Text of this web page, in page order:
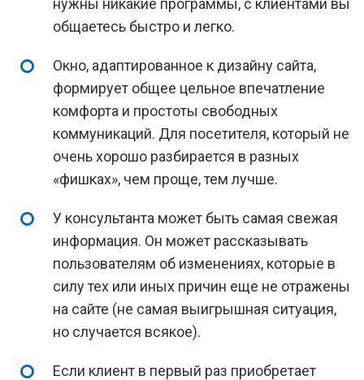
нужны никакие программы, с клиентами вы
общаетесь быстро и легко.
Окно, адаптированное к дизайну сайта,
формирует общее цельное впечатление
комфорта и простоты свободных
коммуникаций. Для посетителя, который не
очень хорошо разбирается в разных
«фишках», чем проще, тем лучше.
У консультанта может быть самая свежая
информация. Он может рассказывать
пользователям об изменениях, которые в
силу тех или иных причин еще не отражены
на сайте (не самая выигрышная ситуация,
но случается всякое).
Если клиент в первый раз приобретает